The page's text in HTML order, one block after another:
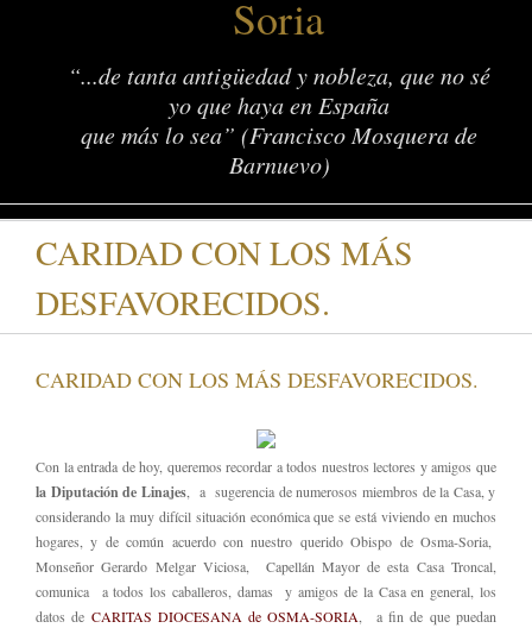
Soria
“...de tanta antigüedad y nobleza, que no sé
yo que haya en España
que más lo sea” (Francisco Mosquera de
Barnuevo)
CARIDAD CON LOS MÁS
DESFAVORECIDOS.
CARIDAD CON LOS MÁS DESFAVORECIDOS.
Con la entrada de hoy, queremos recordar a todos nuestros lectores y amigos que
la Diputación de Linajes, a sugerencia de numerosos miembros de la Casa, y
considerando la muy difícil situación económica que se está viviendo en muchos
hogares, y de común acuerdo con nuestro querido Obispo de Osma-Soria,
Monseñor Gerardo Melgar Viciosa, Capellán Mayor de esta Casa Troncal,
comunica a todos los caballeros, damas y amigos de la Casa en general, los
datos de CARITAS DIOCESANA de OSMA-SORIA , a fin de que puedan